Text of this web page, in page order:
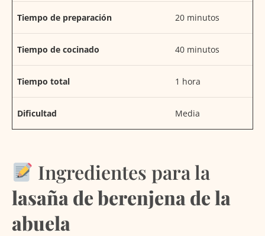
Tiempo de preparación 20 minutos
Tiempo de cocinado 40 minutos
Tiempo total 1 hora
Dificultad Media
Ingredientes para la
lasaña de berenjena de la
abuela